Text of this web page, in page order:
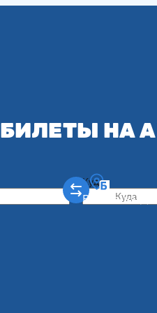
БИЛЕТЫ НА
Куда
Ростов-на-